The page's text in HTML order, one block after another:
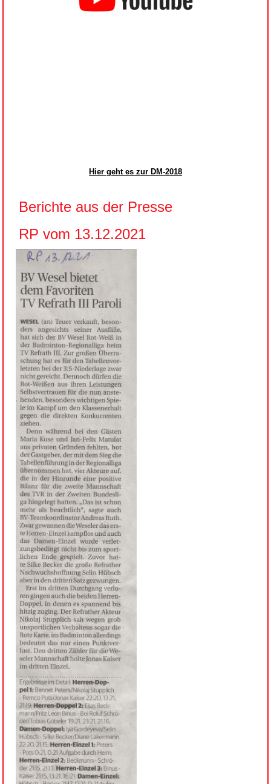
Hier geht es zur DM-2018
Berichte aus der Presse
RP vom 13.12.2021